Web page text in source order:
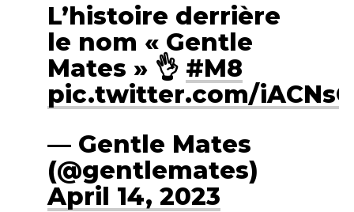
L’histoire derrière
le nom « Gentle
Mates » 👌 #M8
pic.twitter.com/
— Gentle Mates
(@gentlemates)
April 14, 2023